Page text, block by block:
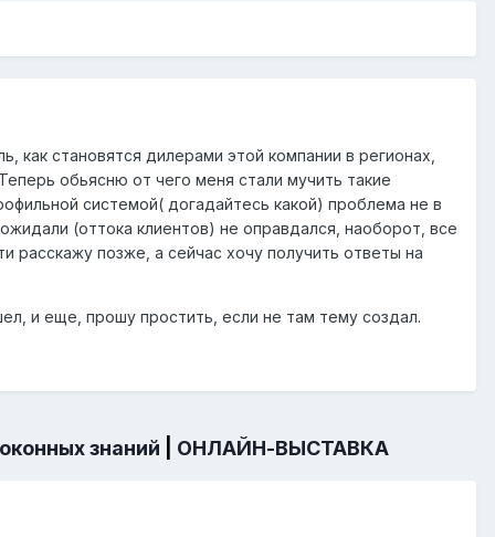
как становятся дилерами этой компании в регионах,
обьясню от чего меня стали мучить такие
системой( догадайтесь какой) проблема не в
(оттока клиентов) не оправдался, наоборот, все
расскажу позже, а сейчас хочу получить ответы на
и еще, прошу простить, если не там тему создал.
знаний ОНЛАЙН-ВЫСТАВКА